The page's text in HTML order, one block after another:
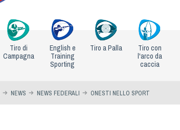
Tiro di
Campagna
English e
Training
Sporting
Tiro a Palla
Tiro con
l'arco da
caccia
NEWS NEWS FEDERALI ONESTI NELLO SPORT